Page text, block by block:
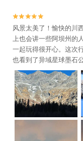


风景太美了！愉快的川
上也会讲一些阿坝州的
一起玩得很开心。这次
也看到了异域星球墨石